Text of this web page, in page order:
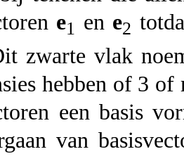
e1 en e2
zwarte vlak
hebben of 3
een basis
van